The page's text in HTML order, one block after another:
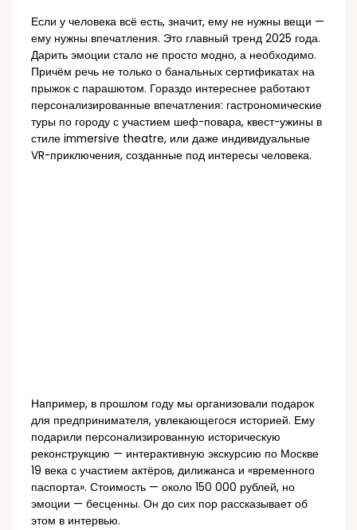
Если у человека всё есть, значит, ему не нужны вещи —
ему нужны впечатления. Это главный тренд 2025 года.
Дарить эмоции стало не просто модно, а необходимо.
Причём речь не только о банальных сертификатах на
прыжок с парашютом. Гораздо интереснее работают
персонализированные впечатления: гастрономические
туры по городу с участием шеф-повара, квест-ужины в
стиле immersive theatre, или даже индивидуальные
VR-приключения, созданные под интересы человека.
Например, в прошлом году мы организовали подарок
для предпринимателя, увлекающегося историей. Ему
подарили персонализированную историческую
реконструкцию — интерактивную экскурсию по Москве
19 века с участием актёров, дилижанса и «временного
паспорта». Стоимость — около 150 000 рублей, но
эмоции — бесценны. Он до сих пор рассказывает об
этом в интервью.